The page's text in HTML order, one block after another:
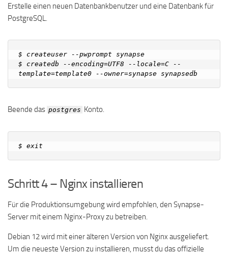
Erstelle einen neuen Datenbankbenutzer und eine Datenbank für
PostgreSQL.
$ createuser --pwprompt synapse
$ createdb --encoding=UTF8 --locale=C --
Beende das postgres Konto.
Schritt 4 – Nginx installieren
Für die Produktionsumgebung wird empfohlen, den Synapse-
Server mit einem Nginx-Proxy zu betreiben.
Debian 12 wird mit einer älteren Version von Nginx ausgeliefert.
Um die neueste Version zu installieren, musst du das offizielle